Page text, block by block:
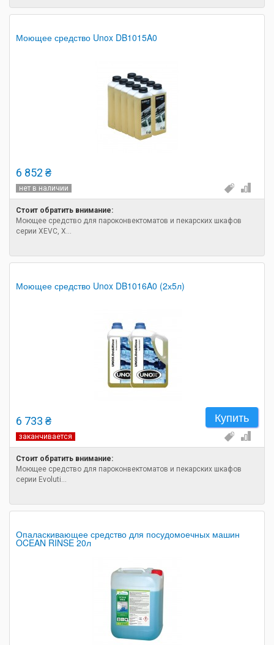
Моющее средство Unox DB1015A0
6 852 ₴
нет в наличии
Стоит обратить внимание:
Моющее средство для пароконвектоматов и пекарских шкафов
серии XEVC, X...
Моющее средство Unox DB1016A0 (2х5л)
6 733 ₴ Купить
заканчивается
Стоит обратить внимание:
Моющее средство для пароконвектоматов и пекарских шкафов
серии Evoluti...
Опаласкивающее средство для посудомоечных машин
OCEAN RINSE 20л